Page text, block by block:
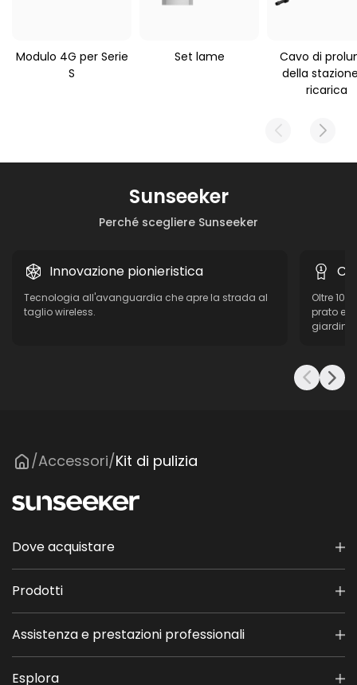
Modulo 4G per Serie
S
Set lame
Cavo di
della
ricarica
Perché scegliere Sunseeker
Sunseeker
Innovazione pionieristica
Tecnologia all'avanguardia che apre la strada al
taglio wireless.
Oltre 10
prato e
giardino
/Accessori/Kit di pulizia
Dove acquistare
Prodotti
Assistenza e prestazioni professionali
Esplora